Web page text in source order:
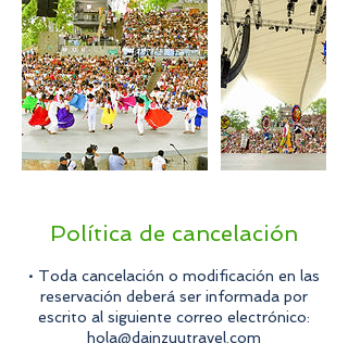
Política de cancelación
• Toda cancelación o modificación en las
reservación deberá ser informada por
escrito al siguiente correo electrónico:
hola@dainzuutravel.com